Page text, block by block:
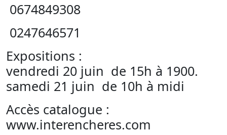
0674849308
0247646571
Expositions :
vendredi 20 juin de 15h à 1900.
samedi 21 juin de 10h à midi
Accès catalogue :
www.interencheres.com